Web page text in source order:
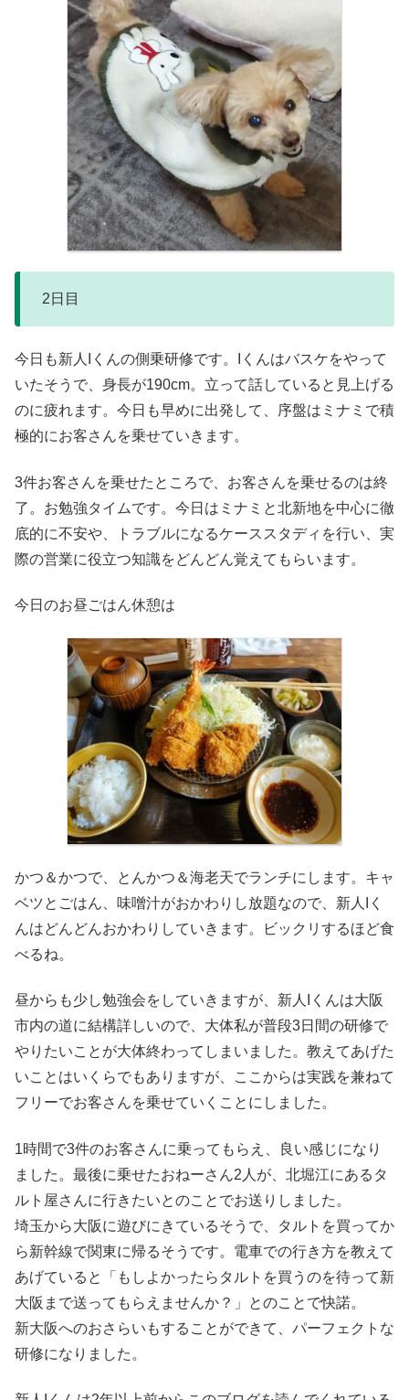
2日目
今日も新人Iくんの側乗研修です。Iくんはバスケをやって
いたそうで、身長が190cm。立って話していると見上げる
のに疲れます。今日も早めに出発して、序盤はミナミで積
極的にお客さんを乗せていきます。
3件お客さんを乗せたところで、お客さんを乗せるのは終
了。お勉強タイムです。今日はミナミと北新地を中心に徹
底的に不安や、トラブルになるケーススタディを行い、実
際の営業に役立つ知識をどんどん覚えてもらいます。
今日のお昼ごはん休憩は
かつ＆かつで、とんかつ＆海老天でランチにします。キャ
ベツとごはん、味噌汁がおかわりし放題なので、新人Iく
んはどんどんおかわりしていきます。ビックリするほど食
べるね。
昼からも少し勉強会をしていきますが、新人Iくんは大阪
市内の道に結構詳しいので、大体私が普段3日間の研修で
やりたいことが大体終わってしまいました。教えてあげた
いことはいくらでもありますが、ここからは実践を兼ねて
フリーでお客さんを乗せていくことにしました。
1時間で3件のお客さんに乗ってもらえ、良い感じになり
ました。最後に乗せたおねーさん2人が、北堀江にあるタ
ルト屋さんに行きたいとのことでお送りしました。
埼玉から大阪に遊びにきているそうで、タルトを買ってか
ら新幹線で関東に帰るそうです。電車での行き方を教えて
あげていると「もしよかったらタルトを買うのを待って新
大阪まで送ってもらえませんか？」とのことで快諾。
新大阪へのおさらいもすることができて、パーフェクトな
研修になりました。